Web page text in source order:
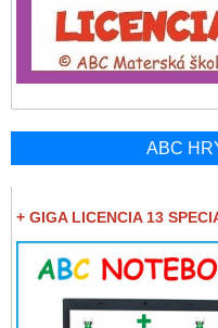
ABC
+ GIGA LICENCIA 13